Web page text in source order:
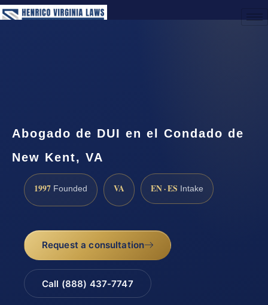
Abogado de DUI en el Condado de
New Kent, VA
1997 Founded VA EN · ES Intake
Request a consultation
Call (888) 437-7747